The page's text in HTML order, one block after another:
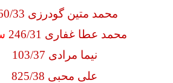
محمد متین گودرزی 360/33
محمد عطا غفاری 246/31
نیما مرادی 103/37
علی محبی 825/38